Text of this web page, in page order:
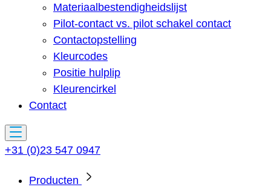
Materiaalbestendigheidslijst
Pilot-contact vs. pilot schakel contact
Contactopstelling
Kleurcodes
Positie hulplip
Kleurencirkel
Contact
+31 (0)23 547 0947
Producten